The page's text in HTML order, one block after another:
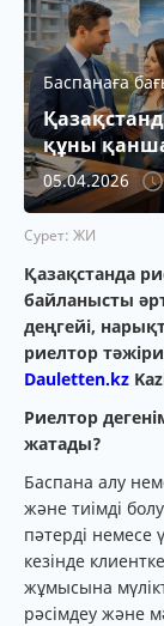
Баспанаға
құны
05.04.2026
Сурет: ЖИ
Қазақстанда
байланысты
деңгейі,
риелтор
Dauletten.kz
Риелтор
жатады?
Баспана алу
және тиімді
пәтерді немесе
кезінде
жұмысына
рәсімдеу және